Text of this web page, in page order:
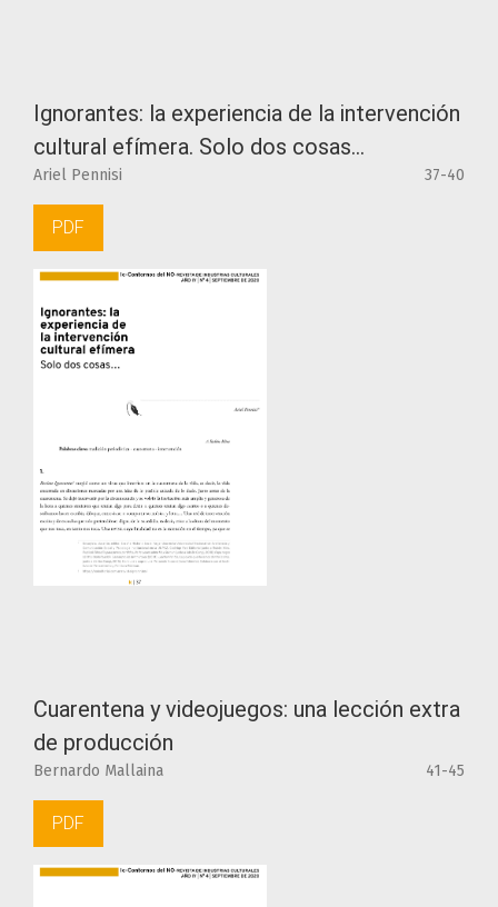
Ignorantes: la experiencia de la intervención
cultural efímera. Solo dos cosas…
Ariel Pennisi 37-40
PDF
Cuarentena y videojuegos: una lección extra
de producción
Bernardo Mallaina 41-45
PDF